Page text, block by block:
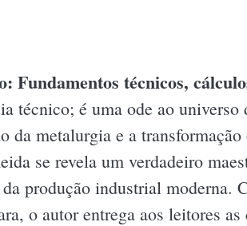
técnicos,
técnico; é uma ode ao universo
da metalurgia e a
se revela um verdadeiro
produção industrial moderna.
o autor entrega aos leitores as